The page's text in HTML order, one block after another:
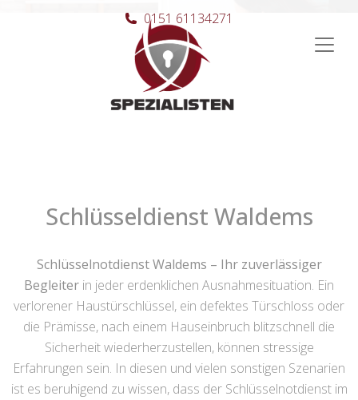
Hauptnavigation
0151 61134271
Schlüsseldienst Waldems
Schlüsselnotdienst Waldems – Ihr zuverlässiger
Begleiter in jeder erdenklichen Ausnahmesituation. Ein
verlorener Haustürschlüssel, ein defektes Türschloss oder
die Prämisse, nach einem Hauseinbruch blitzschnell die
Sicherheit wiederherzustellen, können stressige
Erfahrungen sein. In diesen und vielen sonstigen Szenarien
ist es beruhigend zu wissen, dass der Schlüsselnotdienst im